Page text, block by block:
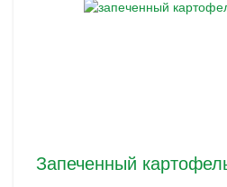
Запеченный